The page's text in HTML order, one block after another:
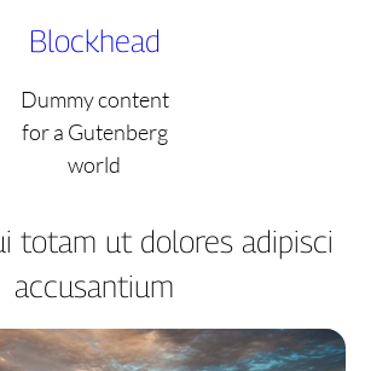
Blockhead
Dummy content
for a Gutenberg
world
totam ut dolores adipisci
accusantium